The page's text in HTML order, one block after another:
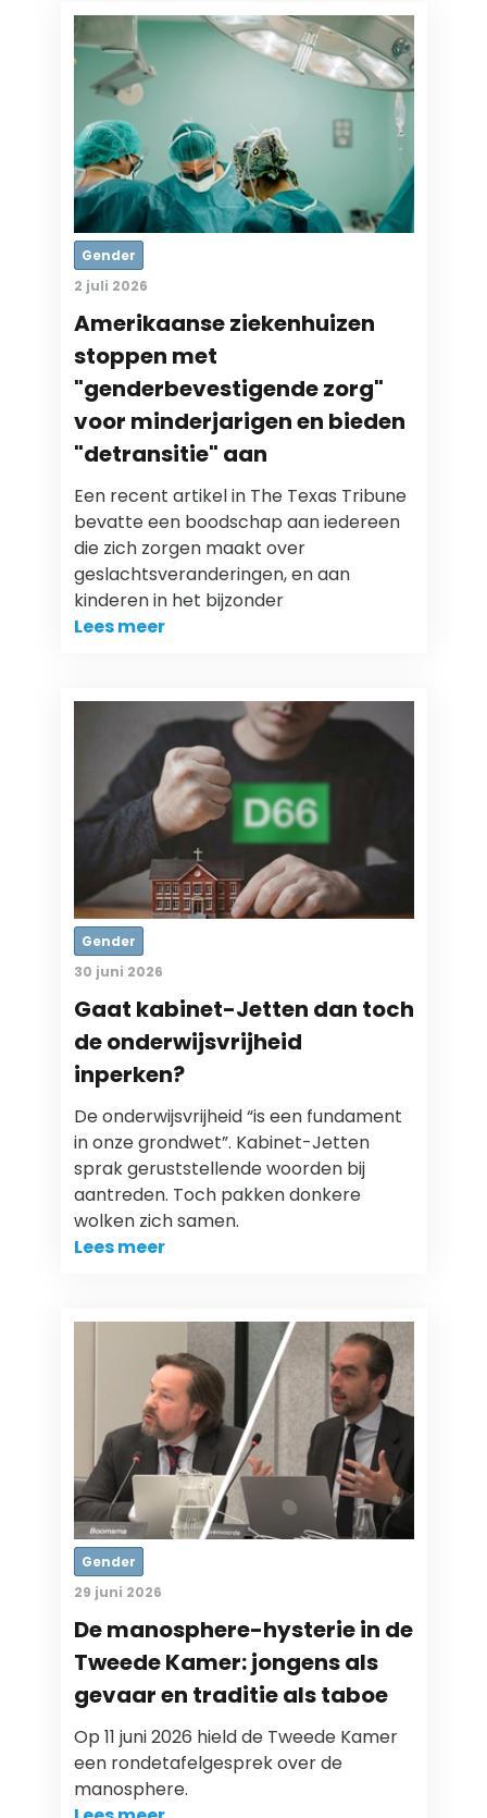
Gender
2 juli 2026
Amerikaanse ziekenhuizen
stoppen met
"genderbevestigende zorg"
voor minderjarigen en bieden
"detransitie" aan
Een recent artikel in The Texas Tribune
bevatte een boodschap aan iedereen
die zich zorgen maakt over
geslachtsveranderingen, en aan
kinderen in het bijzonder
Lees meer
Gender
30 juni 2026
Gaat kabinet-Jetten dan toch
de onderwijsvrijheid
inperken?
De onderwijsvrijheid “is een fundament
in onze grondwet”. Kabinet-Jetten
sprak geruststellende woorden bij
aantreden. Toch pakken donkere
wolken zich samen.
Lees meer
Gender
29 juni 2026
De manosphere-hysterie in de
Tweede Kamer: jongens als
gevaar en traditie als taboe
Op 11 juni 2026 hield de Tweede Kamer
een rondetafelgesprek over de
manosphere.